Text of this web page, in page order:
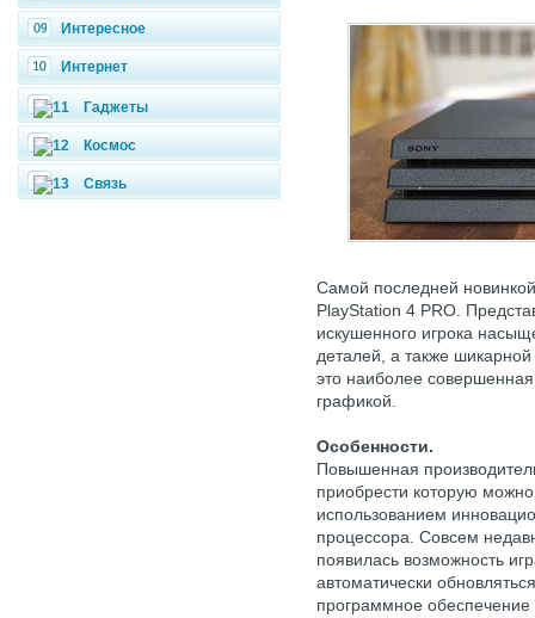
Интересное
Интернет
Гаджеты
Космос
Связь
Самой последней
PlayStation 4 PRO.
искушенного игрока
деталей, а также
это наиболее
графикой.
Особенности.
Повышенная
приобрести которую
использованием
процессора. Совсем
появилась возможность
автоматически
программное